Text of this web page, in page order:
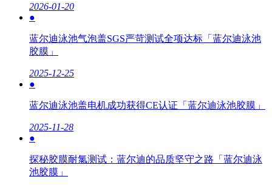
2026-01-20
●
蓝尔迪泳池气泡盖SGS严苛测试全项达标「蓝尔迪泳池
胶膜」
2025-12-25
●
蓝尔迪泳池盖电机成功获得CE认证「蓝尔迪泳池胶膜」
2025-11-28
●
探秘胶膜耐氯测试：蓝尔迪的品质坚守之路「蓝尔迪泳
池胶膜」